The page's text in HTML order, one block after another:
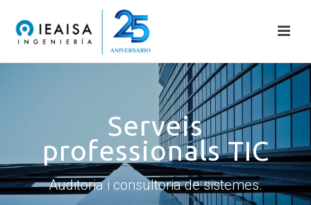
Serveis
professionals TIC
Auditoria i consultoria de sistemes.